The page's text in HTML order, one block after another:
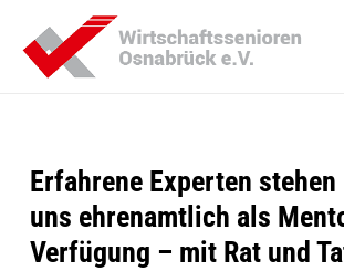
Erfahrene Experten
uns ehrenamtlich als
Verfügung – mit Rat und